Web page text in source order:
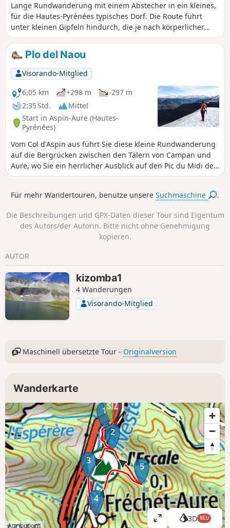
Lange Rundwanderung mit einem Abstecher in ein kleines,
für die Hautes-Pyrénées typisches Dorf. Die Route führt
unter kleinen Gipfeln hindurch, die je nach körperlicher
Verfassung leicht bestiegen werden können.
Plo del Naou
Visorando-Mitglied
6,05 km
+298 m
-297 m
2:35 Std.
Mittel
Start in Aspin-Aure (Hautes-
Pyrénées)
Vom Col d'Aspin aus führt Sie diese kleine Rundwanderung
auf die Bergrücken zwischen den Tälern von Campan und
Aure, wo Sie ein herrlicher Ausblick auf den Pic du Midi de
Bigorre, den Arbizon und die Gipfel von Perdiguère
Für mehr Wandertouren, benutze unsereSuchmaschine .
Die Beschreibungen und GPX-Daten dieser Tour sind Eigentum
des Autors/der Autorin. Bitte nicht ohne Genehmigung
kopieren.
AUTOR
kizomba1
4 Wanderungen
Visorando-Mitglied
Maschinell übersetzte Tour - Originalversion
Wanderkarte
1
2
3
4
5
Attributions
K
3D NEU